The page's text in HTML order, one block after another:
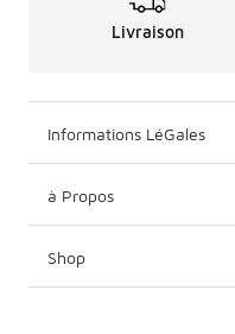
Livraison
Informations LéGales
à Propos
Shop